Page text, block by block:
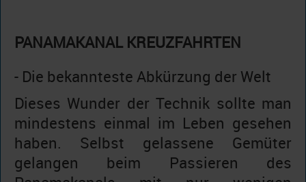
PANAMAKANAL KREUZFAHRTEN
- Die bekannteste Abkürzung der Welt
Dieses Wunder der Technik sollte man
mindestens einmal im Leben gesehen
haben. Selbst gelassene Gemüter
gelangen beim Passieren des